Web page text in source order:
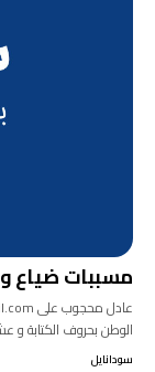
مسببات ضياع
الوطن بحروف الكتابة و
سودانايل